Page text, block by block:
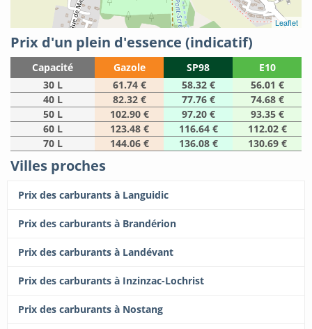
Leaflet
Prix d'un plein d'essence (indicatif)
Capacité Gazole SP98
E10
30 L
61.74 € 58.32 €
56.01 €
40 L
82.32 € 77.76 €
74.68 €
50 L
102.90 € 97.20 €
93.35 €
60 L
123.48 € 116.64 €
112.02 €
70 L
144.06 € 136.08 € 130.69 €
Villes proches
Prix des carburants à Languidic
Prix des carburants à Brandérion
Prix des carburants à Landévant
Prix des carburants à Inzinzac-Lochrist
Prix des carburants à Nostang